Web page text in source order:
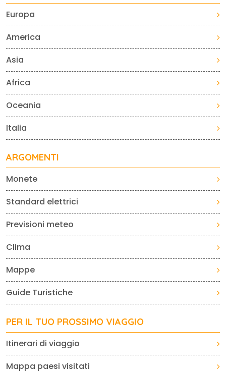
Europa
America
Asia
Africa
Oceania
Italia
ARGOMENTI
Monete
Standard elettrici
Previsioni meteo
Clima
Mappe
Guide Turistiche
PER IL TUO PROSSIMO VIAGGIO
Itinerari di viaggio
Mappa paesi visitati